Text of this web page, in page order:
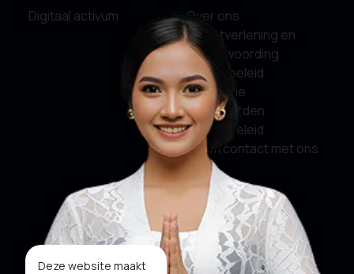
Deze website maakt
Digitaal activum
Over ons
Dienstverlening en
verantwoording
Privacybeleid
Algemene
Voorwaarden
Cookiebeleid
Neem contact met ons
op
Sociale media
Facebook